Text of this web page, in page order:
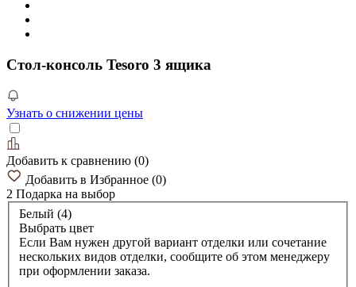
Стол-консоль Tesoro 3 ящика
Узнать о снижении цены
Добавить к сравнению (0)
Добавить в Избранное (0)
2 Подарка на выбор
Белый (4)
Выбрать цвет
Если Вам нужен другой вариант отделки или сочетание
нескольких видов отделки, сообщите об этом менеджеру
при оформлении заказа.